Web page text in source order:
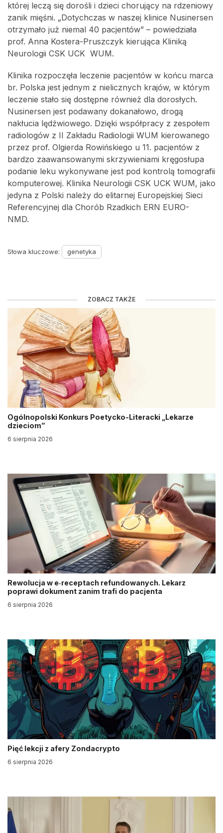
której leczą się dorośli i dzieci chorujący na rdzeniowy
zanik mięśni. „Dotychczas w naszej klinice Nusinersen
otrzymało już niemal 40 pacjentów” – powiedziała
prof. Anna Kostera-Pruszczyk kierująca Kliniką
Neurologii CSK UCK WUM.
Klinika rozpoczęła leczenie pacjentów w końcu marca
br. Polska jest jednym z nielicznych krajów, w którym
leczenie stało się dostępne również dla dorosłych.
Nusinersen jest podawany dokanałowo, drogą
nakłucia lędźwiowego. Dzięki współpracy z zespołem
radiologów z II Zakładu Radiologii WUM kierowanego
przez prof. Olgierda Rowińskiego u 11. pacjentów z
bardzo zaawansowanymi skrzywieniami kręgosłupa
podanie leku wykonywane jest pod kontrolą tomografii
komputerowej. Klinika Neurologii CSK UCK WUM, jako
jedyna z Polski należy do elitarnej Europejskiej Sieci
Referencyjnej dla Chorób Rzadkich ERN EURO-
NMD.
Słowa kluczowe: genetyka
ZOBACZ TAKŻE
Ogólnopolski Konkurs Poetycko-Literacki „Lekarze
dzieciom”
6 sierpnia 2026
Rewolucja w e‑receptach refundowanych. Lekarz
poprawi dokument zanim trafi do pacjenta
6 sierpnia 2026
Pięć lekcji z afery Zondacrypto
6 sierpnia 2026